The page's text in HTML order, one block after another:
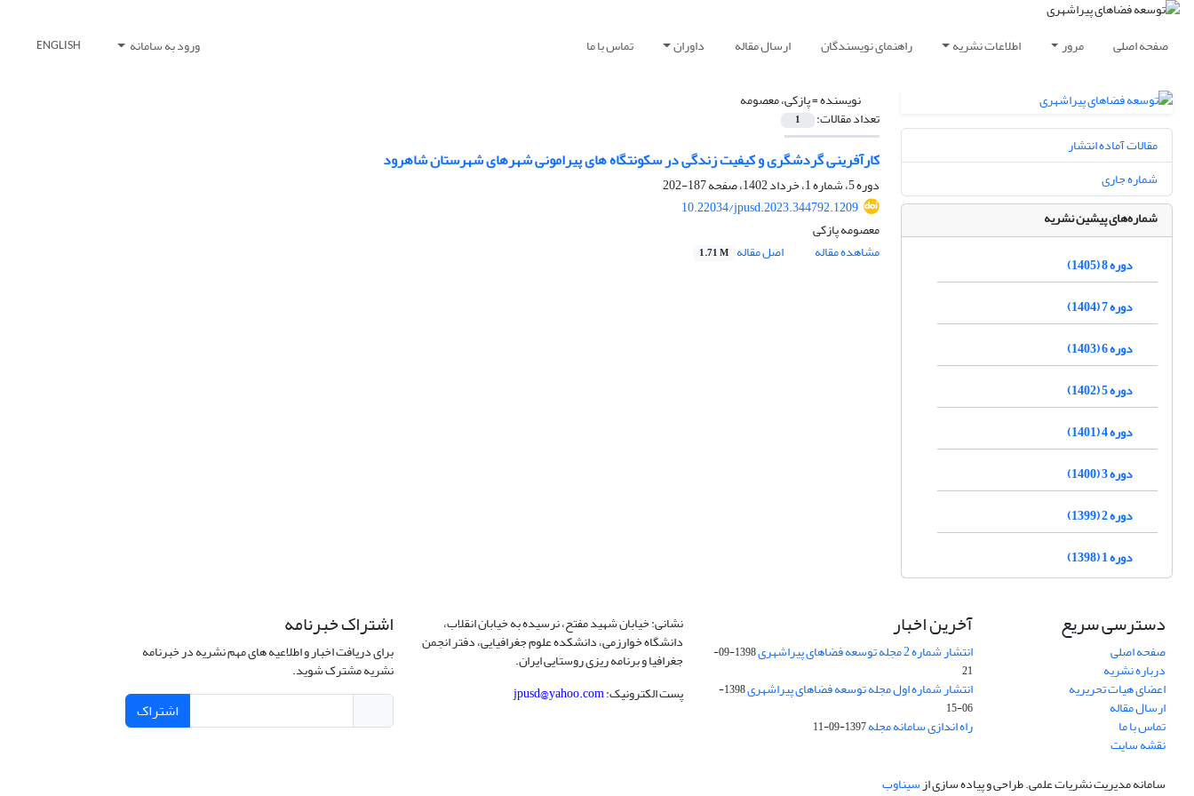
صفحه اصلی مرور اطلاعات نشریه راهنمای نویسندگان ارسال مقاله داوران تماس با ما ورود به سامانه ENGLISH
نویسنده =پازکی، معصومه
تعداد مقالات: 1
کارآفرینی گردشگری و کیفیت زندگی در سکونتگاه های پیرامونی شهرهای شهرستان شاهرود
دوره 5، شماره 1، خرداد 1402، صفحه
187-202
10.22034/jpusd.2023.344792.1209
معصومه پازکی
مشاهده مقاله
اصل مقاله 1.71 M
مقالات آماده انتشار
شماره جاری
شماره‌های پیشین نشریه
دوره 8 (1405)
دوره 7 (1404)
دوره 6 (1403)
دوره 5 (1402)
دوره 4 (1401)
دوره 3 (1400)
دوره 2 (1399)
دوره 1 (1398)
دسترسی سریع
صفحه اصلی
درباره نشریه
اعضای هیات تحریریه
ارسال مقاله
تماس با ما
نقشه سایت
آخرین اخبار
انتشار شماره 2 مجله توسعه فضاهای پیراشهری
1398-09-
21
انتشار شماره اول مجله توسعه فضاهای پیراشهری
1398-
06-15
راه اندازی سامانه مجله1397-09-11
نشانی: خیابان شهید مفتح، نرسیده به خیابان انقلاب،
دانشگاه خوارزمی، دانشکده علوم جغرافیایی، دفتر انجمن
جغرافیا و برنامه ریزی روستایی ایران.
پست الکترونیک:jpusd@yahoo.com
اشتراک خبرنامه
برای دریافت اخبار و اطلاعیه های مهم نشریه در خبرنامه
نشریه مشترک شوید.
اشتراک
سامانه مدیریت نشریات علمی.طراحی و پیاده سازی ازسیناوب